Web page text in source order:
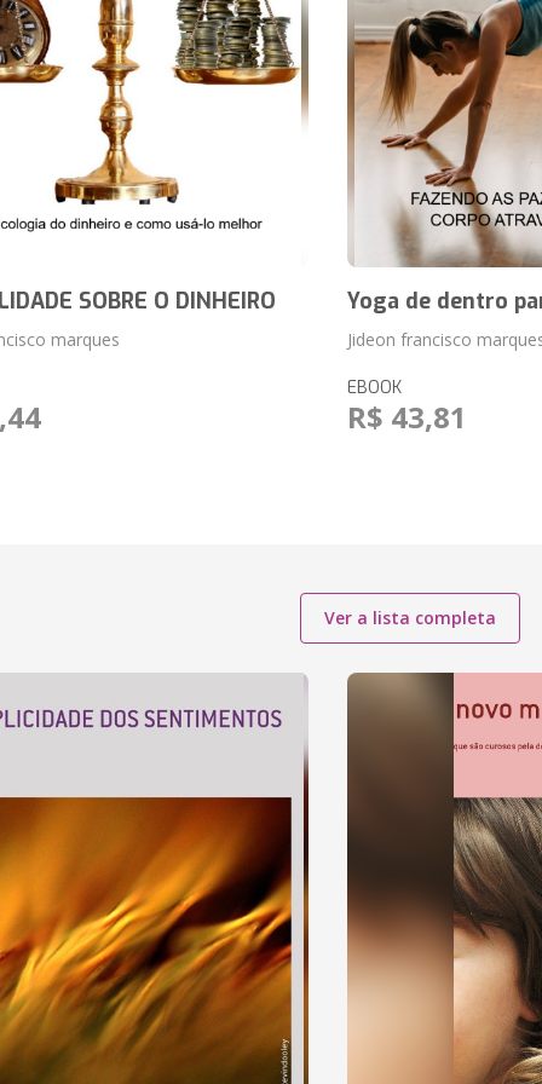
SOBRE O DINHEIRO
marques
Yoga de dentro
Jideon francisco
EBOOK
R$ 43,81
Ver a lista completa